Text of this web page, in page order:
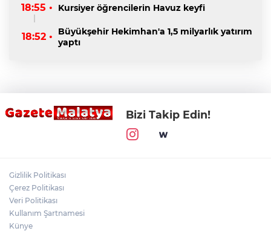
18:55 • Kursiyer öğrencilerin Havuz keyfi
18:52 •
Büyükşehir Hekimhan'a 1,5 milyarlık yatırım
yaptı
Bizi Takip Edin!
Gizlilik Politikası
Çerez Politikası
Veri Politikası
Kullanım Şartnamesi
Künye